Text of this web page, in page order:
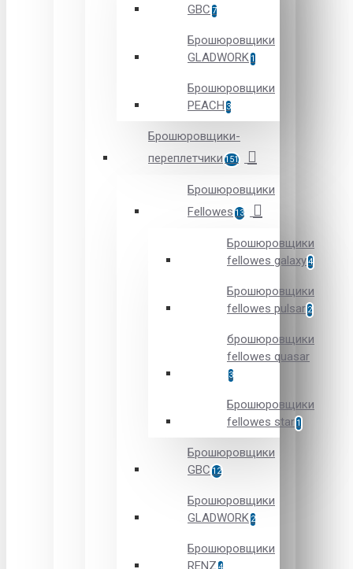
GBC 7
Брошюровщики
GLADWORK 1
Брошюровщики
PEACH 3
Брошюровщики-
переплетчики 151
Брошюровщики
Fellowes 13
Брошюровщики
fellowes galaxy4
Брошюровщики
fellowes pulsar 2
брошюровщики
fellowes quasar
3
Брошюровщики
fellowes star 1
Брошюровщики
GBC 12
Брошюровщики
GLADWORK 2
Брошюровщики
RENZ